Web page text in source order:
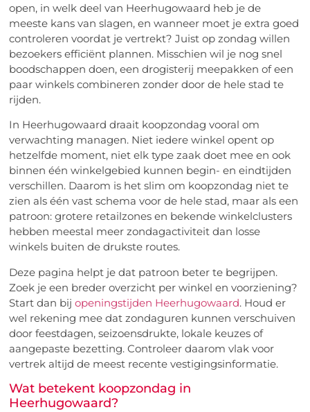
open, in welk deel van Heerhugowaard heb je de
meeste kans van slagen, en wanneer moet je extra goed
controleren voordat je vertrekt? Juist op zondag willen
bezoekers efficiënt plannen. Misschien wil je nog snel
boodschappen doen, een drogisterij meepakken of een
paar winkels combineren zonder door de hele stad te
rijden.
In Heerhugowaard draait koopzondag vooral om
verwachting managen. Niet iedere winkel opent op
hetzelfde moment, niet elk type zaak doet mee en ook
binnen één winkelgebied kunnen begin- en eindtijden
verschillen. Daarom is het slim om koopzondag niet te
zien als één vast schema voor de hele stad, maar als een
patroon: grotere retailzones en bekende winkelclusters
hebben meestal meer zondagactiviteit dan losse
winkels buiten de drukste routes.
Deze pagina helpt je dat patroon beter te begrijpen.
Zoek je een breder overzicht per winkel en voorziening?
Start dan bijopeningstijden Heerhugowaard. Houd er
wel rekening mee dat zondaguren kunnen verschuiven
door feestdagen, seizoensdrukte, lokale keuzes of
aangepaste bezetting. Controleer daarom vlak voor
vertrek altijd de meest recente vestigingsinformatie.
Wat betekent koopzondag in
Heerhugowaard?